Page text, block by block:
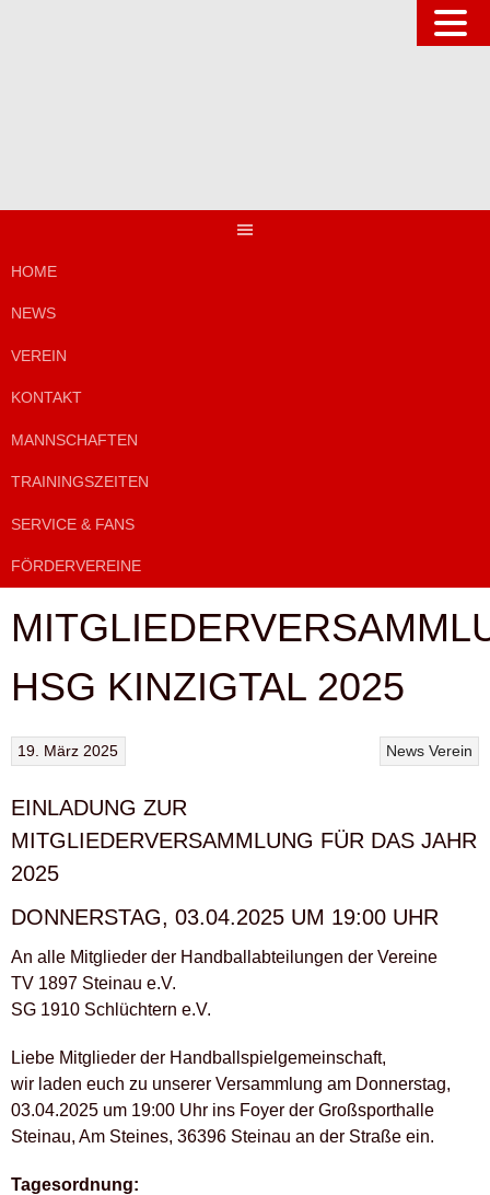
HOME
NEWS
VEREIN
KONTAKT
MANNSCHAFTEN
TRAININGSZEITEN
SERVICE & FANS
FÖRDERVEREINE
HSG KINZIGTAL 2025
News Verein
19. März 2025
EINLADUNG ZUR
MITGLIEDERVERSAMMLUNG FÜR DAS JAHR
2025
DONNERSTAG, 03.04.2025 UM 19:00 UHR
An alle Mitglieder der Handballabteilungen der Vereine
TV 1897 Steinau e.V.
SG 1910 Schlüchtern e.V.
Liebe Mitglieder der Handballspielgemeinschaft,
wir laden euch zu unserer Versammlung am Donnerstag,
03.04.2025 um 19:00 Uhr ins Foyer der Großsporthalle
Steinau, Am Steines, 36396 Steinau an der Straße ein.
Tagesordnung: